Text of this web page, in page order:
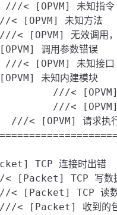
< [OPVM] 未知指令
[OPVM] 未知方法
[OPVM] 无效调用，
调用参数错误
< [OPVM] 未知接口
未知内建模块
///< [OPVM]
///< [OPVM]
< [OPVM] 请求执行
TCP 连接时出错
[Packet] TCP 写数
[Packet] TCP 读数
[Packet] 收到的包